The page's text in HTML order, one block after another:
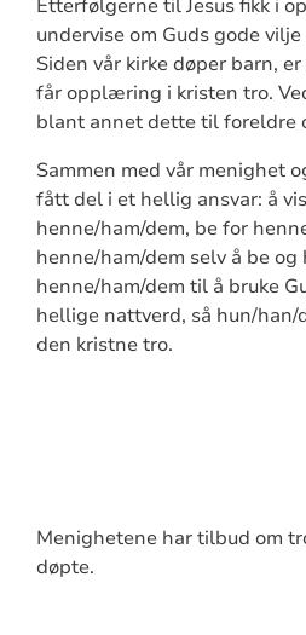
Etterfølgerne til Jesus fikk i
undervise om Guds gode
Siden vår kirke døper barn,
får opplæring i kristen tro.
blant annet dette til foreldre
Sammen med vår menighet
fått del i et hellig ansvar: å
henne/ham/dem, be for
henne/ham/dem selv å be og
henne/ham/dem til å bruke
hellige nattverd, så hun/han/
den kristne tro.
Menighetene har tilbud om
døpte.